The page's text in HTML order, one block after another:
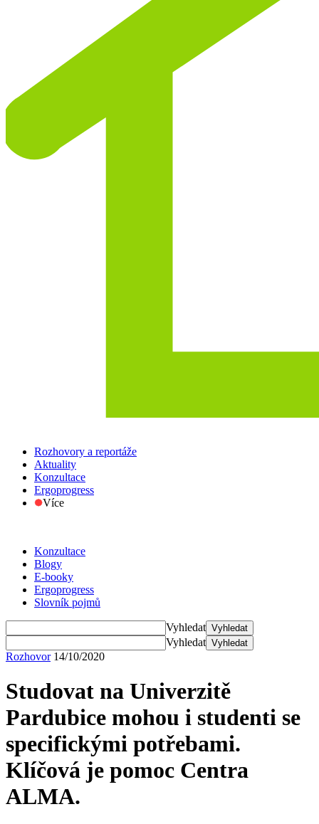
Rozhovory a reportáže
Aktuality
Konzultace
Ergoprogress
Více
Konzultace
Blogy
E-booky
Ergoprogress
Slovník pojmů
Vyhledat Vyhledat
Vyhledat Vyhledat
Rozhovor 14/10/2020
Studovat na Univerzitě
Pardubice mohou i studenti se
specifickými potřebami.
Klíčová je pomoc Centra
ALMA.